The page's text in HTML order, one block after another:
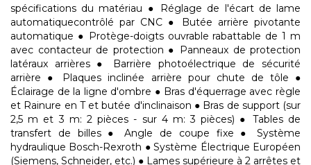
spécifications du matériau ● Réglage de l'écart de lame
automatiquecontrôlé par CNC ● Butée arrière pivotante
automatique ● Protège-doigts ouvrable rabattable de 1 m
avec contacteur de protection ● Panneaux de protection
latéraux arrières ● Barrière photoélectrique de sécurité
arrière ● Plaques inclinée arrière pour chute de tôle ●
Éclairage de la ligne d'ombre ● Bras d'équerrage avec règle
et Rainure en T et butée d'inclinaison ● Bras de support (sur
2,5 m et 3 m: 2 pièces - sur 4 m: 3 pièces) ● Tables de
transfert de billes ● Angle de coupe fixe ● Système
hydraulique Bosch-Rexroth ● Système Électrique Européen
(Siemens, Schneider, etc.) ● Lames supérieure à 2 arrêtes et